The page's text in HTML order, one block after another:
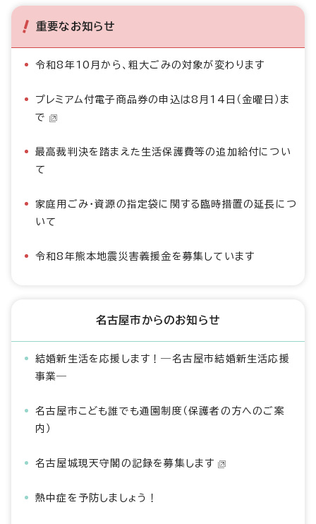
重要なお知らせ
令和8年10月から、粗大ごみの対象が変わります
プレミアム付電子商品券の申込は8月14日（金曜日）ま
で
最高裁判決を踏まえた生活保護費等の追加給付につい
て
家庭用ごみ・資源の指定袋に関する臨時措置の延長につ
いて
令和8年熊本地震災害義援金を募集しています
名古屋市からのお知らせ
結婚新生活を応援します！―名古屋市結婚新生活応援
事業―
名古屋市こども誰でも通園制度（保護者の方へのご案
内）
名古屋城現天守閣の記録を募集します
熱中症を予防しましょう！